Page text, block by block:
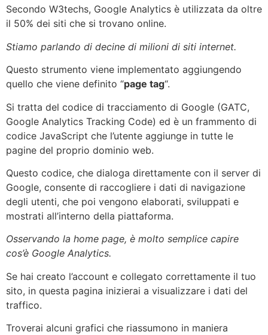
Secondo W3techs, Google Analytics è utilizzata da oltre
il 50% dei siti che si trovano online.
Stiamo parlando di decine di milioni di siti internet.
Questo strumento viene implementato aggiungendo
quello che viene definito “page tag“.
Si tratta del codice di tracciamento di Google (GATC,
Google Analytics Tracking Code) ed è un frammento di
codice JavaScript che l’utente aggiunge in tutte le
pagine del proprio dominio web.
Questo codice, che dialoga direttamente con il server di
Google, consente di raccogliere i dati di navigazione
degli utenti, che poi vengono elaborati, sviluppati e
mostrati all’interno della piattaforma.
Osservando la home page, è molto semplice capire
cos’è Google Analytics.
Se hai creato l’account e collegato correttamente il tuo
sito, in questa pagina inizierai a visualizzare i dati del
traffico.
Troverai alcuni grafici che riassumono in maniera